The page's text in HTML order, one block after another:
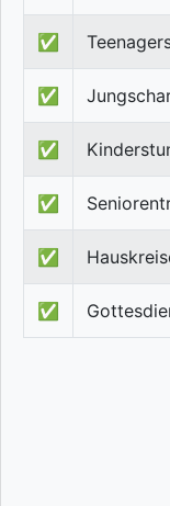
✅
✅
✅
✅
✅
✅